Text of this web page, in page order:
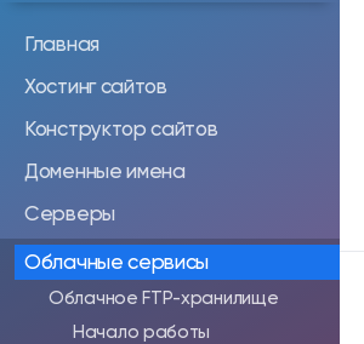
Главная
Хостинг сайтов
Конструктор сайтов
Доменные имена
Серверы
Облачные сервисы
Облачное FTP-хранилище
Начало работы